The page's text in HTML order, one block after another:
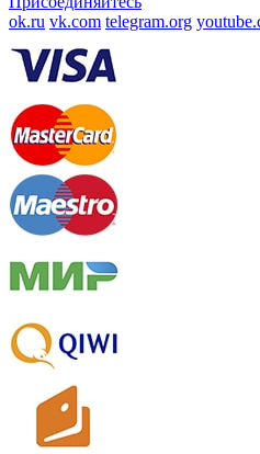
ok.ru vk.com telegram.org